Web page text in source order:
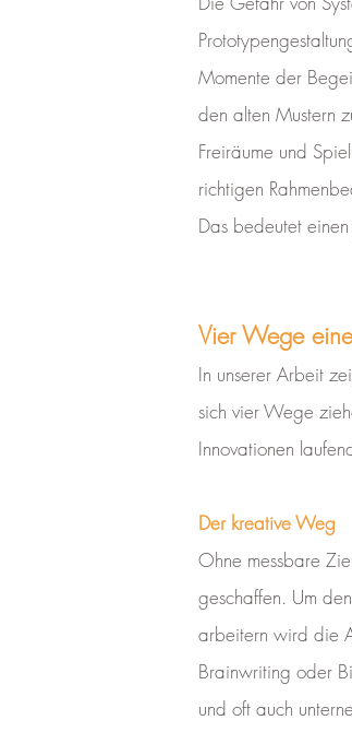
Momente der
den alten Mustern
Freiräume und
richtigen
Das bedeutet
Vier Wege
In unserer Arbeit
sich vier Wege
Innovationen
Der kreative Weg
Ohne messbare
geschaffen. Um
arbeitern wird die
Brainwriting oder
und oft auch